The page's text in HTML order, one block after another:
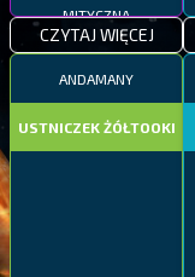
CZYTAJ WIĘCEJ
ANDAMANY
USTNICZEK ŻÓŁTOOKI